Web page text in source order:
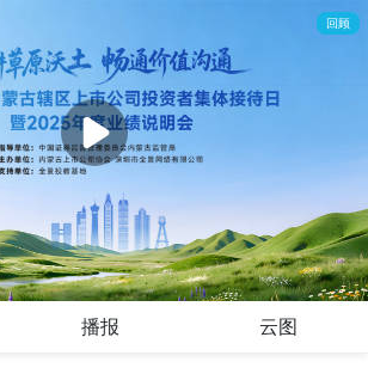
，(HttpCode-0)there is a network error, possibly due
issues, cross-origin problems, or DNS resolution
failures(manifestLoadError)
Refresh URL Test
18D2-44E6-A263-73EE93A70A48
89209718-07DA-475B-999B-30B1589C0
23:17:30
回顾
播报 云图